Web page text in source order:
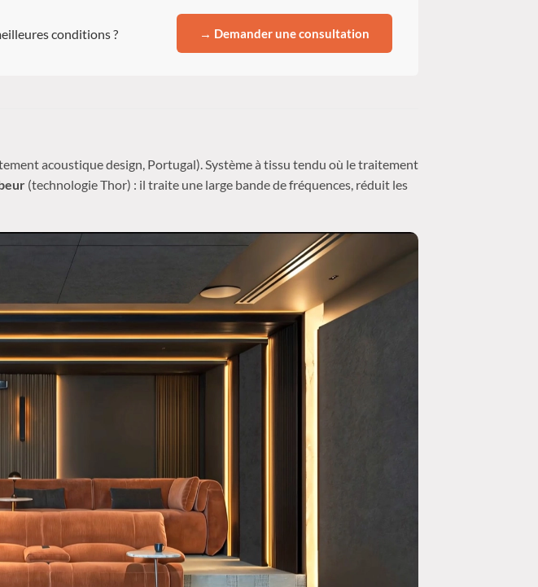
conditions ? → Demander une consultation
acoustique design, Portugal). Système à tissu tendu où le traitement
(technologie Thor) : il traite une large bande de fréquences, réduit les